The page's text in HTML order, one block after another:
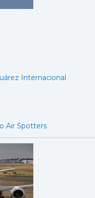
Internacional
Air Spotters